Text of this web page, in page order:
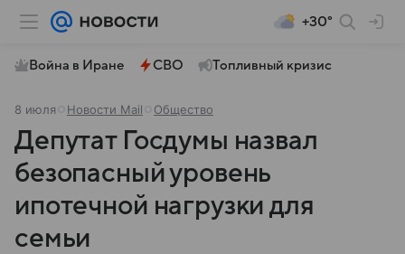
+30°
Война в Иране СВО Топливный кризис
8 июля Новости Mail Общество
Депутат Госдумы назвал
безопасный уровень
ипотечной нагрузки для
семьи